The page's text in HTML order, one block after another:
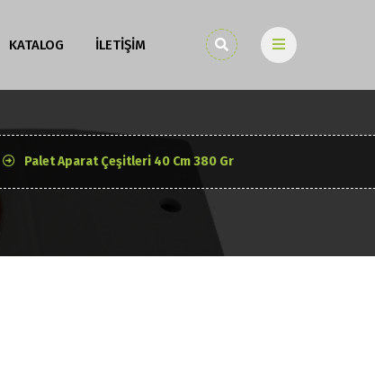
KATALOG İLETİŞİM
Palet Aparat Çeşitleri 40 Cm 380 Gr